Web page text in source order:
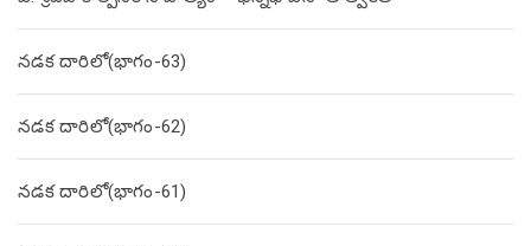
నడక దారిలో(భాగం-63)
నడక దారిలో(భాగం-62)
నడక దారిలో(భాగం-61)